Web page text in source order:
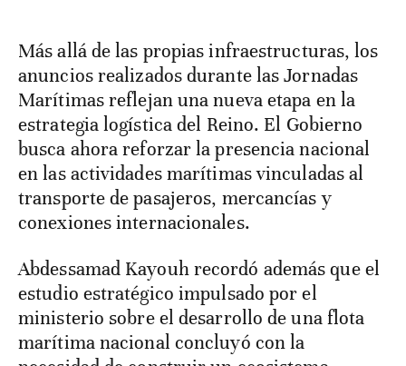
Más allá de las propias infraestructuras, los
anuncios realizados durante las Jornadas
Marítimas reflejan una nueva etapa en la
estrategia logística del Reino. El Gobierno
busca ahora reforzar la presencia nacional
en las actividades marítimas vinculadas al
transporte de pasajeros, mercancías y
conexiones internacionales.
Abdessamad Kayouh recordó además que el
estudio estratégico impulsado por el
ministerio sobre el desarrollo de una flota
marítima nacional concluyó con la